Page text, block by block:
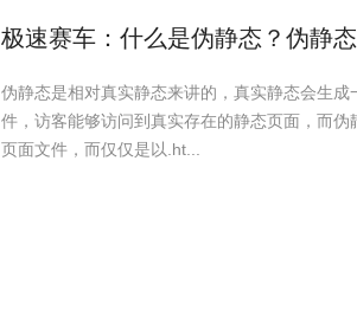
极速赛车：什么是伪静态？伪静
伪静态是相对真实静态来讲的，真实静态会生
件，访客能够访问到真实存在的静态页面，而伪
页面文件，而仅仅是以.ht...